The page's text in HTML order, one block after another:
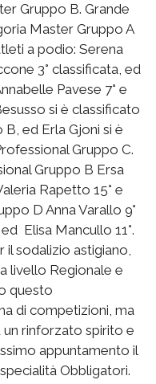
Gruppo B. Grande
Master Gruppo A
a podio: Serena
3° classificata, ed
Pavese 7° e
si è classificato
ed Erla Gjoni si è
Gruppo C.
Gruppo B Ersa
Rapetto 15° e
D Anna Varallo 9°
Elisa Mancullo 11°.
il sodalizio astigiano,
livello Regionale e
questo
di competizioni, ma
rinforzato spirito e
appuntamento il
Obbligatori.